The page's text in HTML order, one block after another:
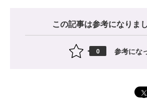
この記事は参考になりま
0 参考にな